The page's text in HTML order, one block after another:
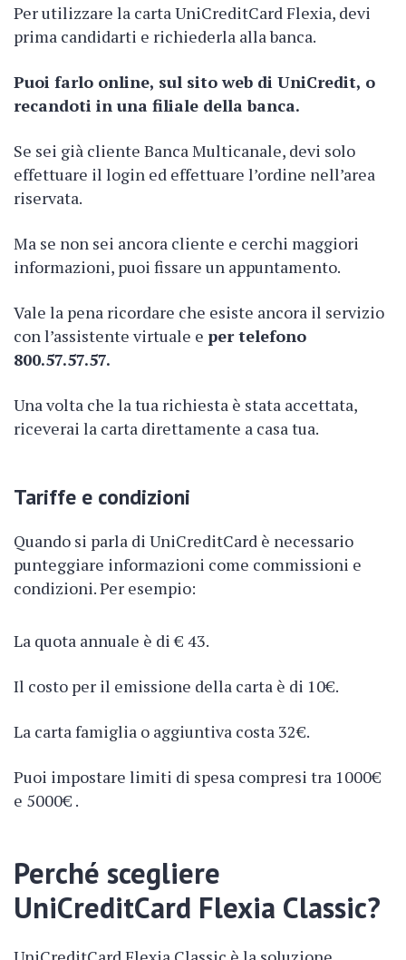
Per utilizzare la carta UniCreditCard Flexia, devi
prima candidarti e richiederla alla banca.
Puoi farlo online, sul sito web di UniCredit, o
recandoti in una filiale della banca.
Se sei già cliente Banca Multicanale, devi solo
effettuare il login ed effettuare l’ordine nell’area
riservata.
Ma se non sei ancora cliente e cerchi maggiori
informazioni, puoi fissare un appuntamento.
Vale la pena ricordare che esiste ancora il servizio
con l’assistente virtuale e per telefono
800.57.57.57.
Una volta che la tua richiesta è stata accettata,
riceverai la carta direttamente a casa tua.
Tariffe e condizioni
Quando si parla di UniCreditCard è necessario
punteggiare informazioni come commissioni e
condizioni. Per esempio:
La quota annuale è di € 43.
Il costo per il emissione della carta è di 10€.
La carta famiglia o aggiuntiva costa 32€.
Puoi impostare limiti di spesa compresi tra 1000€
e 5000€ .
Perché scegliere
UniCreditCard Flexia Classic?